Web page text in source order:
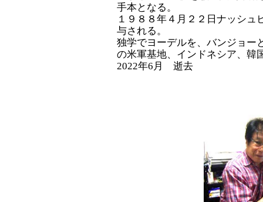
手本となる。
１９８８年４月２２日ナッシ
与される。
独学でヨーデルを、バンジョー
の米軍基地、インドネシア、韓
2022年6月 逝去